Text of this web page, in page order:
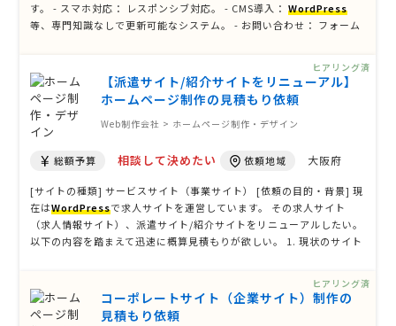
す。 - スマホ対応： レスポンシブ対応。 - CMS導入：WordPress
等、専門知識なしで更新可能なシステム。 - お問い合わせ： フォーム
【派遣サイト/紹介サイトをリニューアル】
ホームページ制作の見積もり依頼
Web制作会社 > ホームページ制作・デザイン
総額予算 相談して決めたい 依頼地域 大阪府
[サイトの種類] サービスサイト（事業サイト） [依頼の目的・背景] 現
在はWordPressで求人サイトを運営しています。 その求人サイト
（求人情報サイト）、派遣サイト/紹介サイトをリニューアルしたい。
以下の内容を踏まえて迅速に概算見積もりが欲しい。 1. 現状のサイト
ヒアリング済
コーポレートサイト（企業サイト）制作の
見積もり依頼
ヒアリング済